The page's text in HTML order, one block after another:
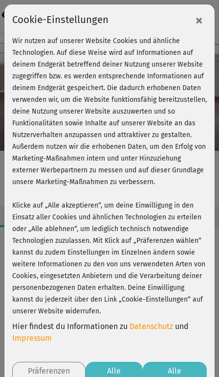
Play
Video
Kursvorschau - Jetzt mitmachen!
Bodega moves® - Warm-up 1
Workout-Facts
mittelschwer
15 Min
75 kcal
Stefanie Rohr
Bodega moves® Einsteiger
Cookie-Einstellungen ×
Wir nutzen auf unserer Website Cookies und ähnliche
Technologien. Auf diese Weise wird auf Informationen auf
deinem Endgerät betreffend deiner Nutzung unserer Website
zugegriffen bzw. es werden entsprechende Informationen auf
deinem Endgerät gespeichert. Die dadurch erhobenen Daten
verwenden wir, um die Website funktionsfähig bereitzustellen,
deine Nutzung unserer Website auszuwerten und so
Funktionalitäten sowie Inhalte auf unserer Website an das
Nutzerverhalten anzupassen und attraktiver zu gestalten.
Außerdem nutzen wir die erhobenen Daten, um den Erfolg von
Marketing-Maßnahmen intern und unter Hinzuziehung
externer Werbepartnern zu messen und auf dieser Grundlage
unsere Marketing-Maßnahmen zu verbessern.
Klicke auf „Alle akzeptieren“, um deine Einwilligung in den
Einsatz aller Cookies und ähnlichen Technologien zu erteilen
oder „Alle ablehnen“, um lediglich technisch notwendige
Technologien zuzulassen. Mit Klick auf „Präferenzen wählen“
kannst du zudem Einstellungen im Einzelnen ändern sowie
weitere Informationen zu den von uns verwendeten Arten von
Cookies, eingesetzten Anbietern und die Verarbeitung deiner
personenbezogenen Daten erhalten. Deine Einwilligung
kannst du jederzeit über den Link „Cookie-Einstellungen“ auf
unserer Website widerrufen.
Hier findest du Informationen zu Datenschutz und
Impressum
Präferenzen
Alle
Alle